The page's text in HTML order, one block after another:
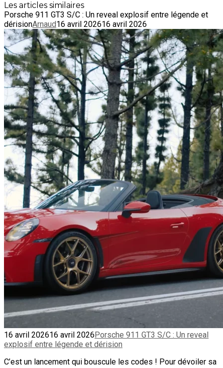
Les articles similaires
Porsche 911 GT3 S/C : Un reveal explosif entre légende et
dérisionArnaud16 avril 202616 avril 2026
16 avril 202616 avril 2026 Porsche 911 GT3 S/C : Un reveal
explosif entre légende et dérision
C’est un lancement qui bouscule les codes ! Pour dévoiler sa